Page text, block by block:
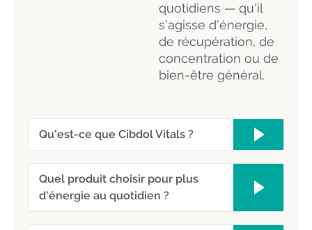
quotidiens — qu'il
s'agisse d'énergie,
de récupération, de
concentration ou de
bien-être général.
Qu'est-ce que Cibdol Vitals ?
Quel produit choisir pour plus
d'énergie au quotidien ?